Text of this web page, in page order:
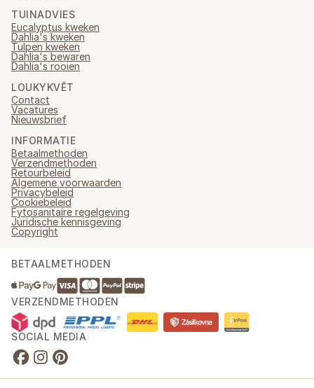
TUINADVIES
Eucalyptus kweken
Dahlia's kweken
Tulpen kweken
Dahlia's bewaren
Dahlia's rooien
LOUKYKVĚT
Contact
Vacatures
Nieuwsbrief
INFORMATIE
Betaalmethoden
Verzendmethoden
Retourbeleid
Algemene voorwaarden
Privacybeleid
Cookiebeleid
Fytosanitaire regelgeving
Juridische kennisgeving
Copyright
BETAALMETHODEN
VERZENDMETHODEN
SOCIAL MEDIA